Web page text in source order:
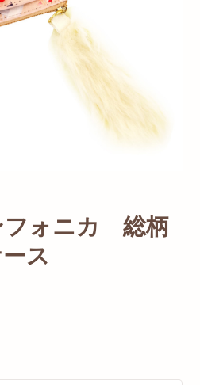
フォニカ 総柄
ス